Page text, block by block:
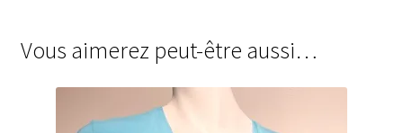
Vous aimerez peut-être aussi…